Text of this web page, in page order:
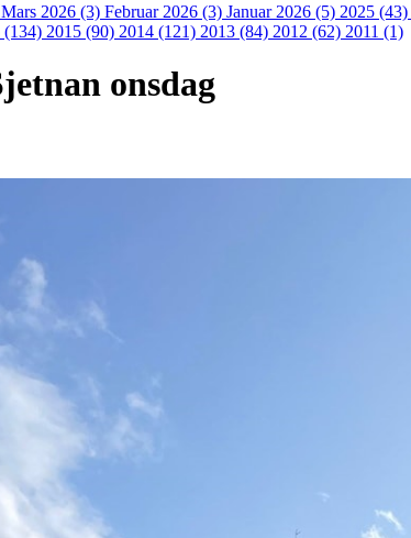
Mars 2026 (3) Februar 2026 (3) Januar 2026 (5) 2025 (43)
(134) 2015 (90) 2014 (121) 2013 (84) 2012 (62) 2011 (1)
onsdag